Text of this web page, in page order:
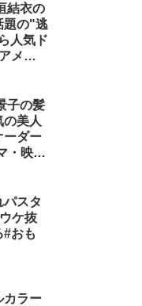
結衣の
題の"逃
人気ド
メイ
子の髪
美人
ーダー
・映画
パスタ
ケ抜
#おも
カラー